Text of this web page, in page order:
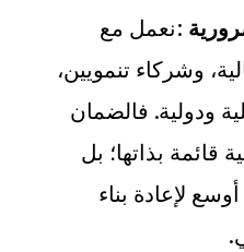
:نعمل مع
وشركاء تنمويين،
ودولية. فالضمان
قائمة بذاتها؛ بل
لإعادة بناء